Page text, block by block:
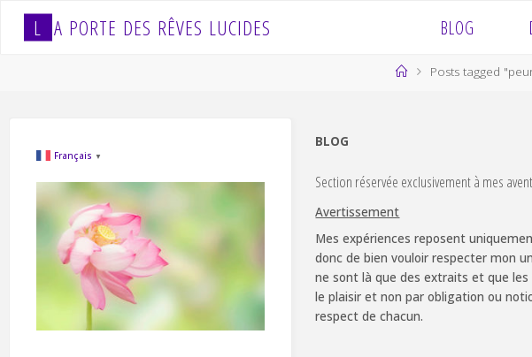
L A PORTE DES RÊVES LUCIDES BLOG
HomePosts tagged
BLOG
Section réservée exclusivement à mes
Avertissement
Mes expériences reposent
donc de bien vouloir respecter mon
ne sont là que des extraits et que
le plaisir et non par obligation ou
respect de chacun.
Français ▼